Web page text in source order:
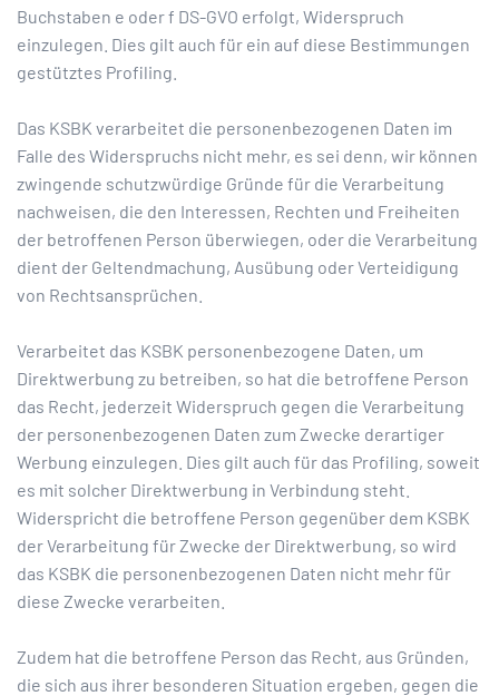
Buchstaben e oder f DS-GVO erfolgt, Widerspruch
einzulegen. Dies gilt auch für ein auf diese Bestimmungen
gestütztes Profiling.
Das KSBK verarbeitet die personenbezogenen Daten im
Falle des Widerspruchs nicht mehr, es sei denn, wir können
zwingende schutzwürdige Gründe für die Verarbeitung
nachweisen, die den Interessen, Rechten und Freiheiten
der betroffenen Person überwiegen, oder die Verarbeitung
dient der Geltendmachung, Ausübung oder Verteidigung
von Rechtsansprüchen.
Verarbeitet das KSBK personenbezogene Daten, um
Direktwerbung zu betreiben, so hat die betroffene Person
das Recht, jederzeit Widerspruch gegen die Verarbeitung
der personenbezogenen Daten zum Zwecke derartiger
Werbung einzulegen. Dies gilt auch für das Profiling, soweit
es mit solcher Direktwerbung in Verbindung steht.
Widerspricht die betroffene Person gegenüber dem KSBK
der Verarbeitung für Zwecke der Direktwerbung, so wird
das KSBK die personenbezogenen Daten nicht mehr für
diese Zwecke verarbeiten.
Zudem hat die betroffene Person das Recht, aus Gründen,
die sich aus ihrer besonderen Situation ergeben, gegen die